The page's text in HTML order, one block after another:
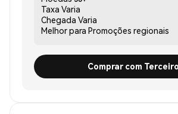
Taxa Varia
Chegada Varia
Melhor para Promoções regionais
Comprar com Terceiro